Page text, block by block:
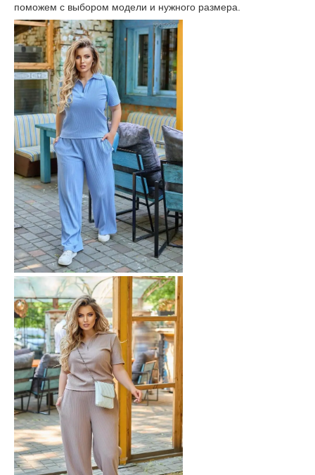
поможем с выбором модели и нужного размера.